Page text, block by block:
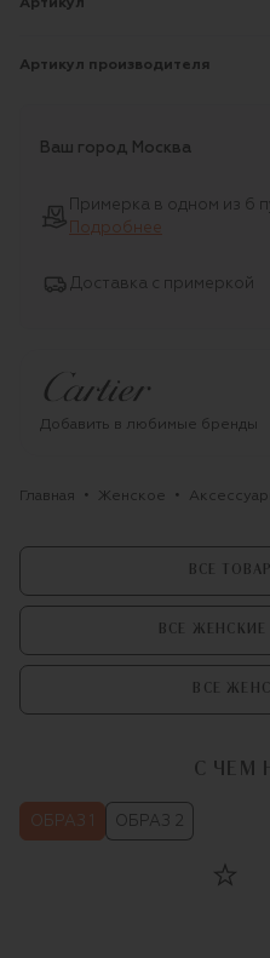
Артикул
Артикул производителя
Ваш город Москва
Примерка в одном из 6
Подробнее
Доставка с примеркой
Добавить в любимые бренды
Главная Женское
ВСЕ
ВСЕ ЖЕНСКИЕ
ВСЕ
С ЧЕМ
ОБРАЗ 1 ОБРАЗ 2